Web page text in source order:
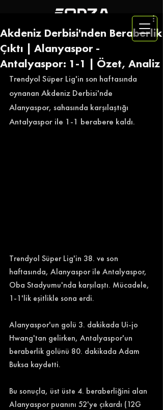
Akdeniz Derbisi'nden Beraberlik
Çıktı | Alanyaspor -
Antalyaspor: 1-1 | Özet, Analiz
Trendyol Süper Lig'in son haftasında
oynanan Akdeniz Derbisi'nde
Alanyaspor, sahasında karşılaştığı
Antalyaspor ile 1-1 berabere kaldı.
Trendyol Süper Lig'in 38. ve son
haftasında, Alanyaspor ile Antalyaspor,
Oba Stadyumu'nda karşılaştı. Mücadele,
1-1'lik eşitlikle sona erdi.
Alanyaspor'un golü 3. dakikada Ui-jo
Hwang'tan gelirken, Antalyaspor'un
beraberlik golünü 80. dakikada Adam
Buksa kaydetti.
Bu sonuçla, üst üste 4. beraberliğini alan
Alanyaspor puanını 52'ye çıkardı (12G